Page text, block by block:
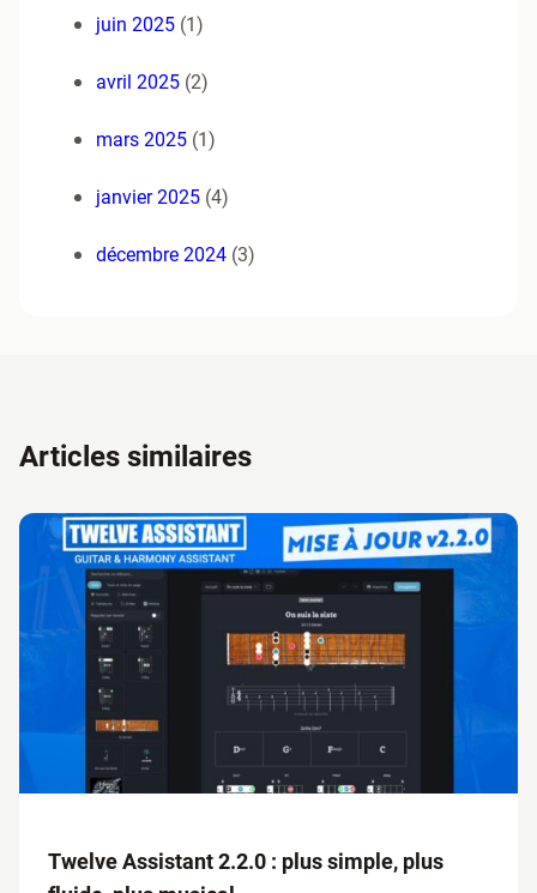
juin 2025 (1)
avril 2025 (2)
mars 2025 (1)
janvier 2025 (4)
décembre 2024 (3)
Articles similaires
Twelve Assistant 2.2.0 : plus simple, plus